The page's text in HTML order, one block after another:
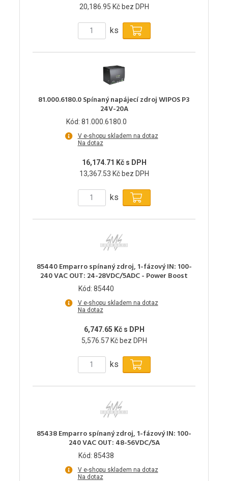
20,186.95 Kč bez DPH
ks
81.000.6180.0 Spínaný napájecí zdroj WIPOS P3
24V-20A
Kód: 81.000.6180.0
V e-shopu skladem na dotaz
Na dotaz
16,174.71 Kč s DPH
13,367.53 Kč bez DPH
ks
85440 Emparro spínaný zdroj, 1-fázový IN: 100-
240 VAC OUT: 24-28VDC/5ADC - Power Boost
Kód: 85440
V e-shopu skladem na dotaz
Na dotaz
6,747.65 Kč s DPH
5,576.57 Kč bez DPH
ks
85438 Emparro spínaný zdroj, 1-fázový IN: 100-
240 VAC OUT: 48-56VDC/5A
Kód: 85438
V e-shopu skladem na dotaz
Na dotaz